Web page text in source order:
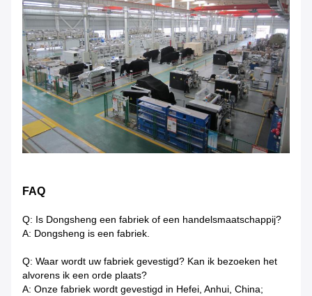
FAQ
Q: Is Dongsheng een fabriek of een handelsmaatschappij?
A: Dongsheng is een fabriek.
Q: Waar wordt uw fabriek gevestigd? Kan ik bezoeken het
alvorens ik een orde plaats?
A: Onze fabriek wordt gevestigd in Hefei, Anhui, China;